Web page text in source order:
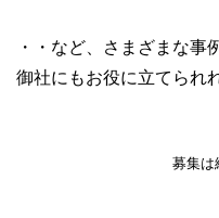
・・など、さまざまな事
御社にもお役に立てられ
募集は